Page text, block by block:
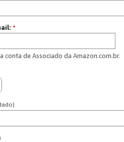
*
conta de Associado da Amazon.com.br.